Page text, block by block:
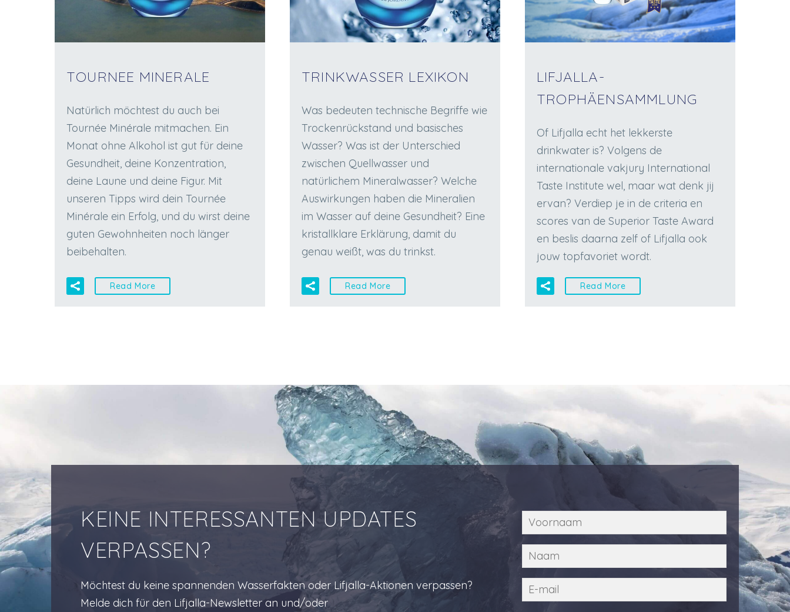
TOURNEE MINERALE
Natürlich möchtest du auch bei
Tournée Minérale mitmachen. Ein
Monat ohne Alkohol ist gut für deine
Gesundheit, deine Konzentration,
deine Laune und deine Figur. Mit
unseren Tipps wird dein Tournée
Minérale ein Erfolg, und du wirst deine
guten Gewohnheiten noch länger
beibehalten.
Read More
TRINKWASSER LEXIKON
Was bedeuten technische Begriffe wie
Trockenrückstand und basisches
Wasser? Was ist der Unterschied
zwischen Quellwasser und
natürlichem Mineralwasser? Welche
Auswirkungen haben die Mineralien
im Wasser auf deine Gesundheit? Eine
kristallklare Erklärung, damit du
genau weißt, was du trinkst.
Read More
LIFJALLA-
TROPHÄENSAMMLUNG
Of Lifjalla echt het lekkerste
drinkwater is? Volgens de
internationale vakjury International
Taste Institute wel, maar wat denk jij
ervan? Verdiep je in de criteria en
scores van de Superior Taste Award
en beslis daarna zelf of Lifjalla ook
jouw topfavoriet wordt.
Read More
KEINE INTERESSANTEN UPDATES
VERPASSEN?
Möchtest du keine spannenden Wasserfakten oder Lifjalla-Aktionen verpassen?
Melde dich für den Lifjalla-Newsletter an und/oder